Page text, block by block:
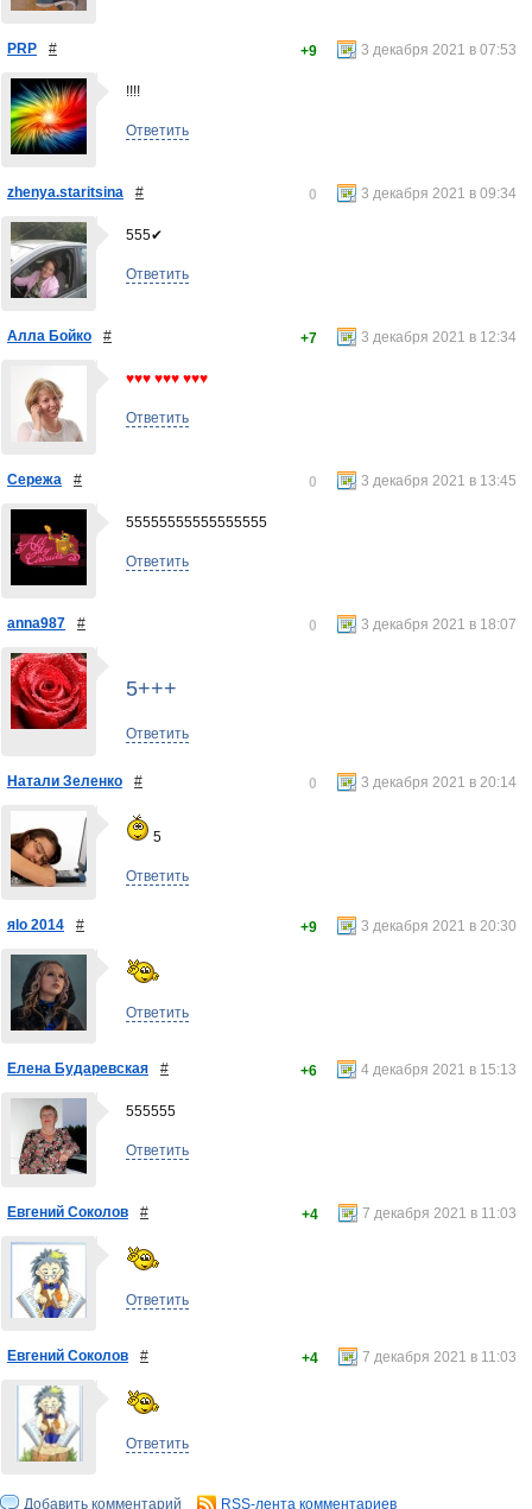
PRP # 3 декабря 2021 в 07:53
+9
!!!!
Ответить
zhenya.staritsina # 3 декабря 2021 в 09:34
0
555✔
Ответить
Алла Бойко # 3 декабря 2021 в 12:34
+7
♥♥♥ ♥♥♥ ♥♥♥
Ответить
Сережа # 3 декабря 2021 в 13:45
0
55555555555555555
Ответить
anna987 # 3 декабря 2021 в 18:07
0
5+++
Ответить
Натали Зеленко # 3 декабря 2021 в 20:14
0
5
Ответить
яlo 2014 # 3 декабря 2021 в 20:30
+9
Ответить
Елена Бударевская # 4 декабря 2021 в 15:13
+6
555555
Ответить
Евгений Соколов # 7 декабря 2021 в 11:03
+4
Ответить
Евгений Соколов # 7 декабря 2021 в 11:03
+4
Ответить
Добавить комментарий RSS-лента комментариев